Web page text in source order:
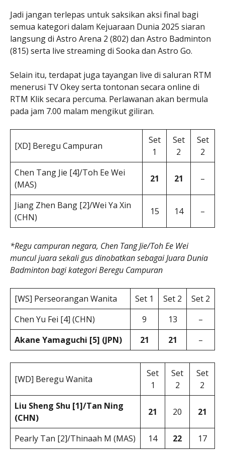
Jadi jangan terlepas untuk saksikan aksi final bagi
semua kategori dalam Kejuaraan Dunia 2025 siaran
langsung di Astro Arena 2 (802) dan Astro Badminton
(815) serta live streaming di Sooka dan Astro Go.
Selain itu, terdapat juga tayangan live di saluran RTM
menerusi TV Okey serta tontonan secara online di
RTM Klik secara percuma. Perlawanan akan bermula
pada jam 7.00 malam mengikut giliran.
[XD] Beregu Campuran
Set
1
Set
2
Set
2
Chen Tang Jie [4]/Toh Ee Wei
(MAS)
21 21 –
Jiang Zhen Bang [2]/Wei Ya Xin
(CHN)
15 14 –
*Regu campuran negara, Chen Tang Jie/Toh Ee Wei
muncul juara sekali gus dinobatkan sebagai Juara Dunia
Badminton bagi kategori Beregu Campuran
[WS] Perseorangan Wanita Set 1 Set 2
Set 2
Chen Yu Fei [4] (CHN)
9 13
–
Akane Yamaguchi [5] (JPN)
21 21 –
[WD] Beregu Wanita
Set
1
Set
2
Set
2
Liu Sheng Shu [1]/Tan Ning
(CHN)
21 20 21
Pearly Tan [2]/Thinaah M (MAS) 14 22 17